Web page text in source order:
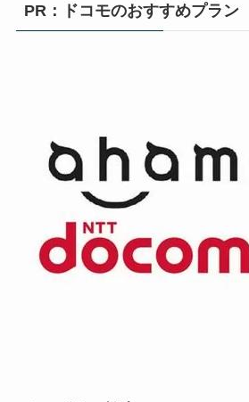
PR：ドコモのおすすめプラン